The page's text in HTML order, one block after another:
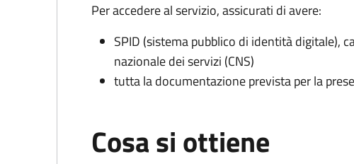
Per accedere al servizio, assicurati di avere:
SPID (sistema pubblico di identità digitale),
nazionale dei servizi (CNS)
tutta la documentazione prevista per la
Cosa si ottiene